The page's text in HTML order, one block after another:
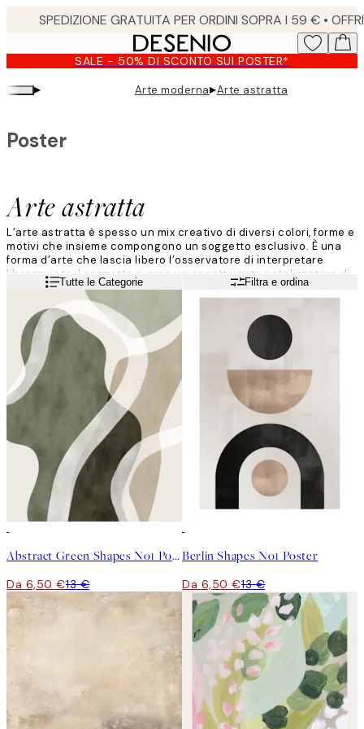
content.
SALE - 50% DI SCONTO SUI POSTER*
▸ Arte moderna▸Arte astratta
Arte astratta
Poster
L’arte astratta è spesso un mix creativo di diversi colori, forme e
motivi che insieme compongono un soggetto esclusivo. È una
forma d’arte che lascia libero l’osservatore di interpretare
liberamente il soggetto e crea un accattivante catalizzatore di
sguardi in casa!
Leggi di piùTutte le Categorie Filtra e ordina
Abstract Green Shapes No1 Poster
Da 6,50 €13 €
Berlin Shapes No1 Poster
Da 6,50 €13 €